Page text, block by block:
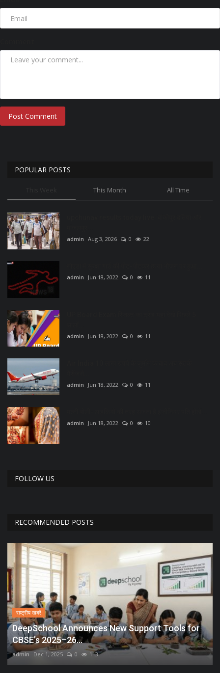
Post Comment
POPULAR POSTS
This Month All Time
admin Aug 3, 2026 0 22
admin Jun 18, 2022 0 11
admin Jun 18, 2022 0 11
admin Jun 18, 2022 0 11
admin Jun 18, 2022 0 10
FOLLOW US
RECOMMENDED POSTS
राष्ट्रीय खबरें
DeepSchool Announces New Support Tools for
CBSE’s 2025–26...
admin Dec 1, 2025 0 113